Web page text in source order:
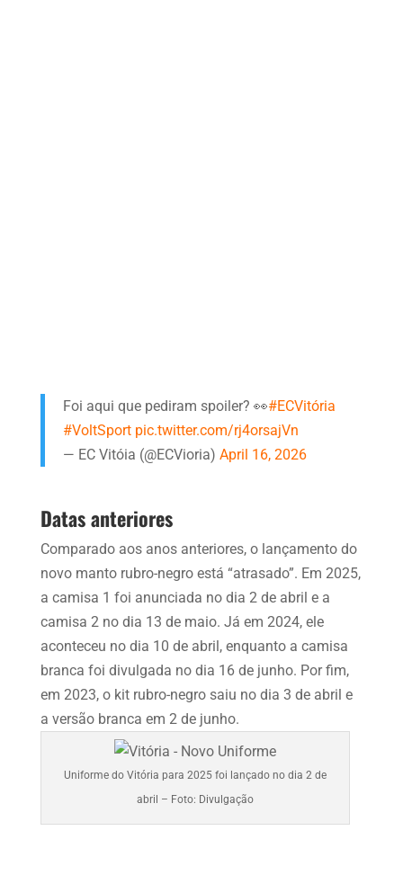
Foi aqui que pediram spoiler? 👀#ECVitória
#VoltSport pic.twitter.com/rj4orsajVn
— EC Vitóia (@ECVioria) April 16, 2026
Datas anteriores
Comparado aos anos anteriores, o lançamento do
novo manto rubro-negro está “atrasado”. Em 2025,
a camisa 1 foi anunciada no dia 2 de abril e a
camisa 2 no dia 13 de maio. Já em 2024, ele
aconteceu no dia 10 de abril, enquanto a camisa
branca foi divulgada no dia 16 de junho. Por fim,
em 2023, o kit rubro-negro saiu no dia 3 de abril e
a versão branca em 2 de junho.
Uniforme do Vitória para 2025 foi lançado no dia 2 de
abril – Foto: Divulgação